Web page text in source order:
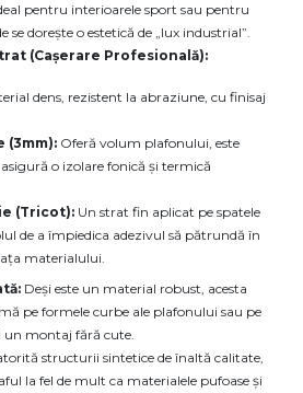
pentru interioarele sport sau pentru
se dorește o estetică de „lux industrial”.
(Cașerare Profesională):
dens, rezistent la abraziune, cu finisaj
(3mm): Oferă volum plafonului, este
o izolare fonică și termică
(Tricot): Un strat fin aplicat pe spatele
de a împiedica adezivul să pătrundă în
materialului.
Deși este un material robust, acesta
pe formele curbe ale plafonului sau pe
montaj fără cute.
structurii sintetice de înaltă calitate,
la fel de mult ca materialele pufoase și